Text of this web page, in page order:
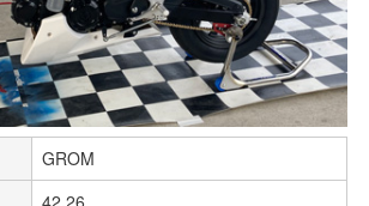
GROM
42.26